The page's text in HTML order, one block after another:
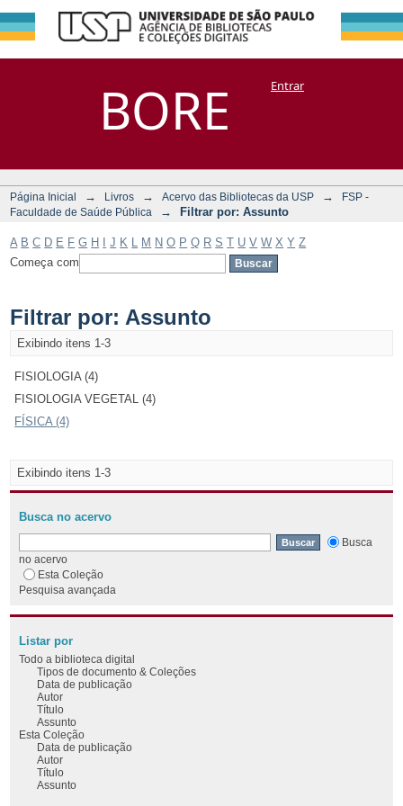
BORE
Filtrar por:
Assunto
DSpace/Manakin + CoriscoEntrar
Página Inicial → Livros → Acervo das Bibliotecas da USP →
FSP -
Faculdade de Saúde Pública
→ Filtrar por: Assunto
A B C D E F G H J K M N O P Q R S T U V W X Y Z
Começa com
Filtrar por: Assunto
Exibindo itens 1-3
FISIOLOGIA (4)
FISIOLOGIA VEGETAL (4)
FÍSICA (4)
Exibindo itens 1-3
Busca no acervo
Busca
no acervo
Esta Coleção
Pesquisa avançada
Listar por
Todo a biblioteca digital
Tipos de documento & Coleções
Data de publicação
Autor
Título
Assunto
Esta Coleção
Data de publicação
Autor
Título
Assunto